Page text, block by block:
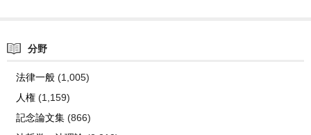
分野
法律一般(1,005)
人権(1,159)
記念論文集(866)